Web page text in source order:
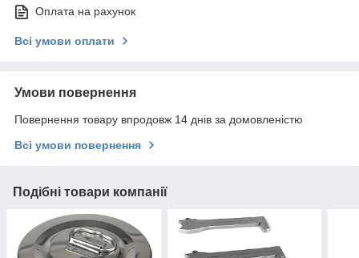
Оплата на рахунок
Всі умови оплати
Умови повернення
Повернення товару впродовж 14 днів за домовленістю
Всі умови повернення
Подібні товари компанії